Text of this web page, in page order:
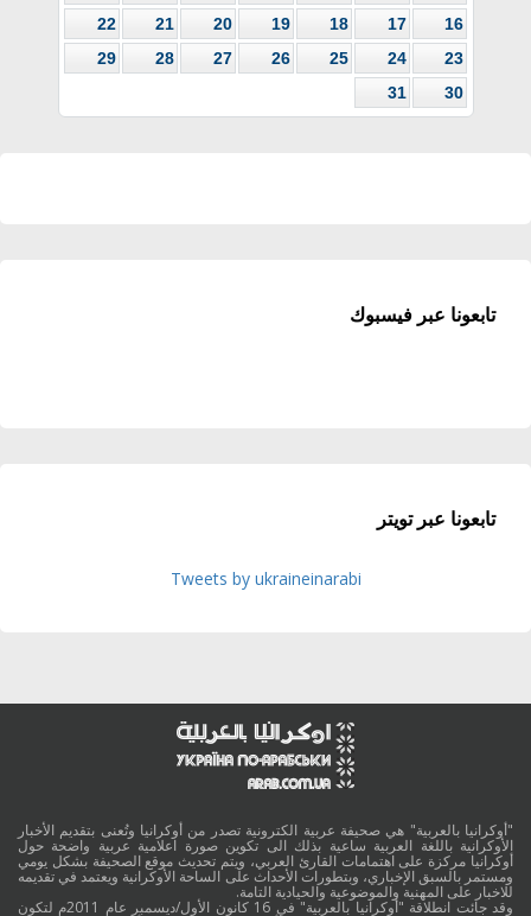
16
17
18
19
20
21
22
23
24
25
26
27
28
29
30
31
تابعونا عبر فيسبوك
تابعونا عبر تويتر
Tweets by ukraineinarabi
"أوكرانيا بالعربية" هي صحيفة عربية الكترونية تصدر من أوكرانيا وتُعنى بتقديم الأخبار
الأوكرانية باللغة العربية ساعية بذلك الى تكوين صورة اعلامية عربية واضحة حول
أوكرانيا مركزة على اهتمامات القارئ العربي، ويتم تحديث موقع الصحيفة بشكل يومي
ومستمر بالسبق الإخباري، وبتطورات الأحداث على الساحة الأوكرانية ويعتمد في تقديمه
للاخبار على المهنية والموضوعية والحيادية التامة.
وقد جائت انطلاقة "أوكرانيا بالعربية" في 16 كانون الأول/ديسمبر عام 2011م لتكون